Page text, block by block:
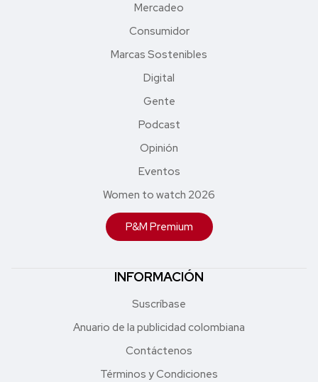
Mercadeo
Consumidor
Marcas Sostenibles
Digital
Gente
Podcast
Opinión
Eventos
Women to watch 2026
P&M Premium
INFORMACIÓN
Suscríbase
Anuario de la publicidad colombiana
Contáctenos
Términos y Condiciones